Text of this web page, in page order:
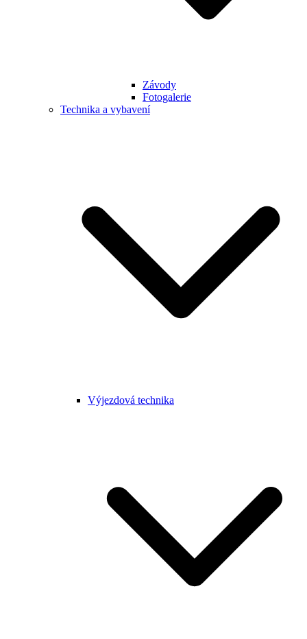
Závody
Fotogalerie
Technika a vybavení
Výjezdová technika